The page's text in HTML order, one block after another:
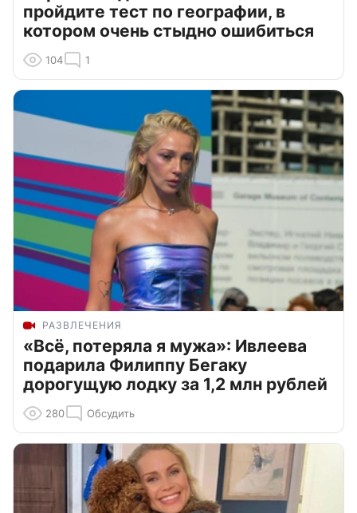
пройдите тест по географии, в
котором очень стыдно ошибиться
104 1
РАЗВЛЕЧЕНИЯ
«Всё, потеряла я мужа»: Ивлеева
подарила Филиппу Бегаку
дорогущую лодку за 1,2 млн рублей
280 Обсудить